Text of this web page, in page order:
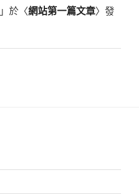
」於〈網站第一篇文章〉發